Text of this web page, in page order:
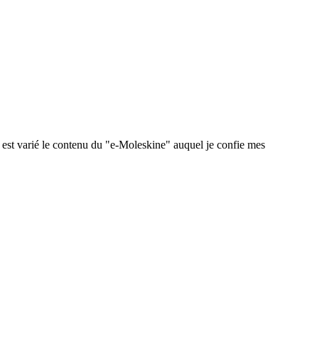
varié le contenu du "e-Moleskine" auquel je confie mes